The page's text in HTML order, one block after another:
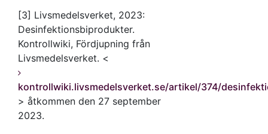
[3] Livsmedelsverket, 2023:
Desinfektionsbiprodukter.
Kontrollwiki, Fördjupning från
Livsmedelsverket. <
kontrollwiki.livsmedelsverket.se/artikel/374/
> åtkommen den 27 september
2023.